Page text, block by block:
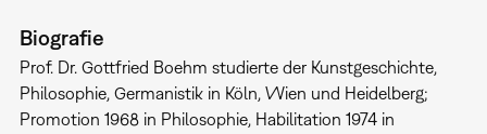
Biografie
Prof. Dr. Gottfried Boehm studierte der Kunstgeschichte,
Philosophie, Germanistik in Köln, Wien und Heidelberg;
Promotion 1968 in Philosophie, Habilitation 1974 in